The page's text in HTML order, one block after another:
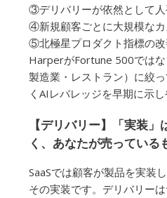
③デリバリーが依然として
④新規顧客ごとに大規模な
⑤北極星プロダクト指標の
HarperがFortune 500ではな
製造業・レストラン）に絞
くAIレバレッジを早期に示し
【デリバリー】「実装
く、あなたが売っている
SaaSでは顧客が製品を実装
その実装です。デリバリー